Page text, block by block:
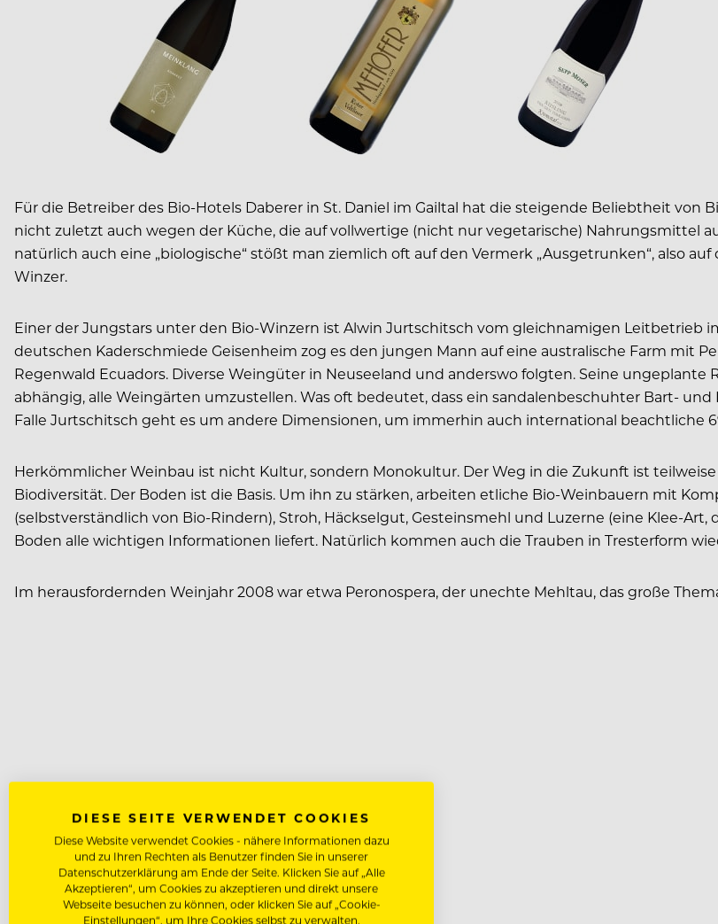
Für die Betreiber des Bio-Hotels Daberer in St. Daniel im Gailtal hat die steigende Beliebtheit von
nicht zuletzt auch wegen der Küche, die auf vollwertige (nicht nur vegetarische) Nahrungsmittel
natürlich auch eine „biologische“ stößt man ziemlich oft auf den Vermerk „Ausgetrunken“, also
Winzer.
Einer der Jungstars unter den Bio-Winzern ist Alwin Jurtschitsch vom gleichnamigen Leitbetrieb
deutschen Kaderschmiede Geisenheim zog es den jungen Mann auf eine australische Farm mit
Regenwald Ecuadors. Diverse Weingüter in Neuseeland und anderswo folgten. Seine
abhängig, alle Weingärten umzustellen. Was oft bedeutet, dass ein sandalenbeschuhter Bart-
Falle Jurtschitsch geht es um andere Dimensionen, um immerhin auch international beachtliche
Herkömmlicher Weinbau ist nicht Kultur, sondern Monokultur. Der Weg in die Zukunft ist
Biodiversität. Der Boden ist die Basis. Um ihn zu stärken, arbeiten etliche Bio-Weinbauern mit
(selbstverständlich von Bio-Rindern), Stroh, Häckselgut, Gesteinsmehl und Luzerne (eine Klee-
Boden alle wichtigen Informationen liefert. Natürlich kommen auch die Trauben in Tresterform
Im herausfordernden Weinjahr 2008 war etwa Peronospera, der unechte Mehltau, das große
DIESE SEITE VERWENDET COOKIES
Diese Website verwendet Cookies - nähere Informationen dazu
und zu Ihren Rechten als Benutzer finden Sie in unserer
Datenschutzerklärung am Ende der Seite. Klicken Sie auf „Alle
Akzeptieren“, um Cookies zu akzeptieren und direkt unsere
Webseite besuchen zu können, oder klicken Sie auf „Cookie-
Einstellungen“, um Ihre Cookies selbst zu verwalten.